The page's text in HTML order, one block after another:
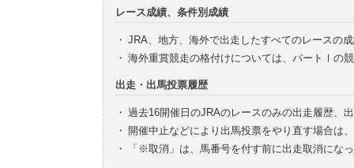
レース成績、条件別成績
・ JRA、地方、海外で出走したすべてのレースの
・ 海外重賞競走の格付けについては、パートⅠの
出走・出馬投票履歴
・ 過去16開催日のJRAのレースのみの出走履歴、
・ 開催中止などにより出馬投票をやり直す場合は
・
「※取消」は、馬番号を付す前に出走取消にな